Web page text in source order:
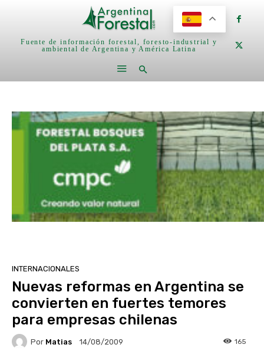
Fuente de información forestal, foresto-industrial y
ambiental de Argentina y América Latina
INTERNACIONALES
Nuevas reformas en Argentina se
convierten en fuertes temores
para empresas chilenas
Por Matias 14/08/2009 165